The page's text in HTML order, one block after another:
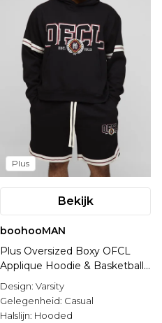
Plus
Bekijk
boohooMAN
Plus Oversized Boxy OFCL
Applique Hoodie & Basketball
Set Short Set
Design: Varsity
Gelegenheid: Casual
Halslijn: Hooded